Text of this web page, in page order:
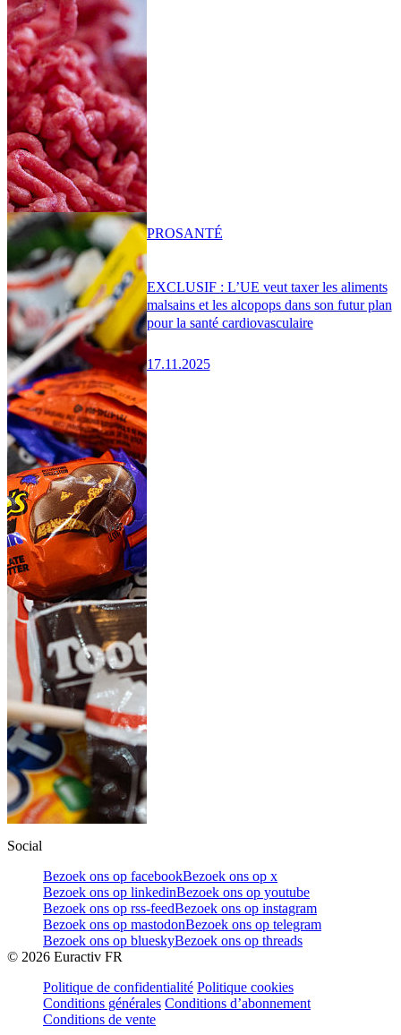
EXCLUSIF : L’UE veut taxer les aliments
malsains et les alcopops dans son futur plan
pour la santé cardiovasculaire
17.11.2025
PROSANTÉ
Social
Bezoek ons op facebookBezoek ons op x
Bezoek ons op linkedinBezoek ons op youtube
Bezoek ons op rss-feedBezoek ons op instagram
Bezoek ons op mastodonBezoek ons op telegram
Bezoek ons op blueskyBezoek ons op threads
© 2026 Euractiv FR
Politique de confidentialité Politique cookies
Conditions générales Conditions d’abonnement
Conditions de vente